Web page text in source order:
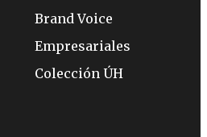
Brand Voice
Empresariales
Colección ÚH